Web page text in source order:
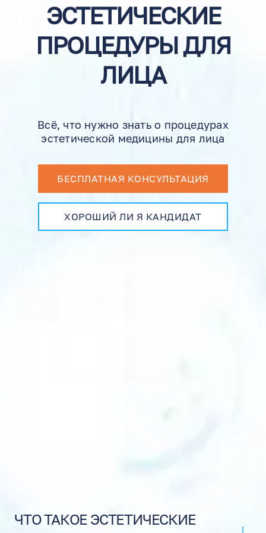
EN RU ES
ЭСТЕТИЧЕСКИЕ
ПРОЦЕДУРЫ ДЛЯ
ЛИЦА
Всё, что нужно знать о процедурах
эстетической медицины для лица
БЕСПЛАТНАЯ КОНСУЛЬТАЦИЯ
ХОРОШИЙ ЛИ Я КАНДИДАТ
ЧТО ТАКОЕ ЭСТЕТИЧЕСКИЕ